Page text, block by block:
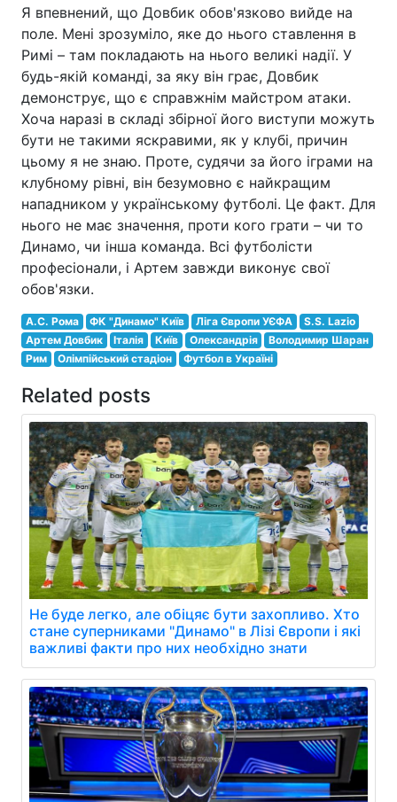
Я впевнений, що Довбик обов'язково вийде на
поле. Мені зрозуміло, яке до нього ставлення в
Римі – там покладають на нього великі надії. У
будь-якій команді, за яку він грає, Довбик
демонструє, що є справжнім майстром атаки.
Хоча наразі в складі збірної його виступи можуть
бути не такими яскравими, як у клубі, причин
цьому я не знаю. Проте, судячи за його іграми на
клубному рівні, він безумовно є найкращим
нападником у українському футболі. Це факт. Для
нього не має значення, проти кого грати – чи то
Динамо, чи інша команда. Всі футболісти
професіонали, і Артем завжди виконує свої
обов'язки.
А.С. Рома ФК "Динамо" Київ Ліга Європи УЄФА
S.S. Lazio
Артем Довбик
Італія Київ Олександрія
Володимир Шаран
Рим
Олімпійський стадіон Футбол в Україні
Related posts
Не буде легко, але обіцяє бути захопливо. Хто
стане суперниками "Динамо" в Лізі Європи і які
важливі факти про них необхідно знати